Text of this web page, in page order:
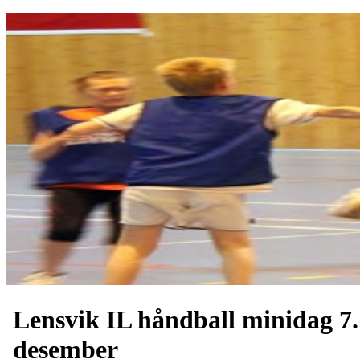
Lensvik IL håndball minidag 7.
desember